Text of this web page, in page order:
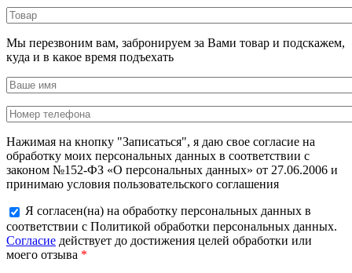
Мы перезвоним вам, забронируем за Вами товар и подскажем,
куда и в какое время подъехать
Нажимая на кнопку "Записаться", я даю свое согласие на
обработку моих персональных данных в соответствии с
законом №152-ФЗ «О персональных данных» от 27.06.2006 и
принимаю условия пользовательского соглашения
Я согласен(на) на обработку персональных данных в
соответствии с Политикой обработки персональных данных.
Согласие действует до достижения целей обработки или
моего отзыва *